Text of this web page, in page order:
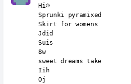
Hi☺️
Sprunki pyramixed
Skirt for womens
Jdid
Suis
8w
sweet dreams take
Iih
Oj